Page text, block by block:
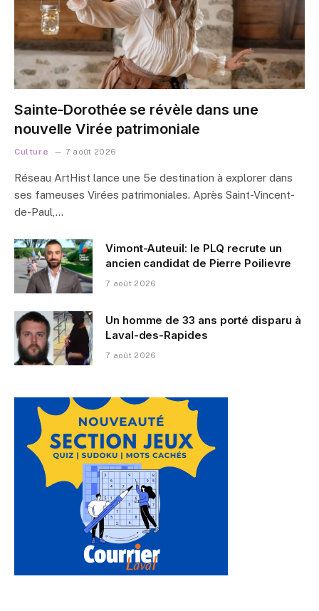
Sainte-Dorothée se révèle dans une
nouvelle Virée patrimoniale
Culture 7 août 2026
Réseau ArtHist lance une 5e destination à explorer dans
ses fameuses Virées patrimoniales. Après Saint-Vincent-
de-Paul,…
Vimont-Auteuil: le PLQ recrute un
ancien candidat de Pierre Poilievre
7 août 2026
Un homme de 33 ans porté disparu à
Laval-des-Rapides
7 août 2026